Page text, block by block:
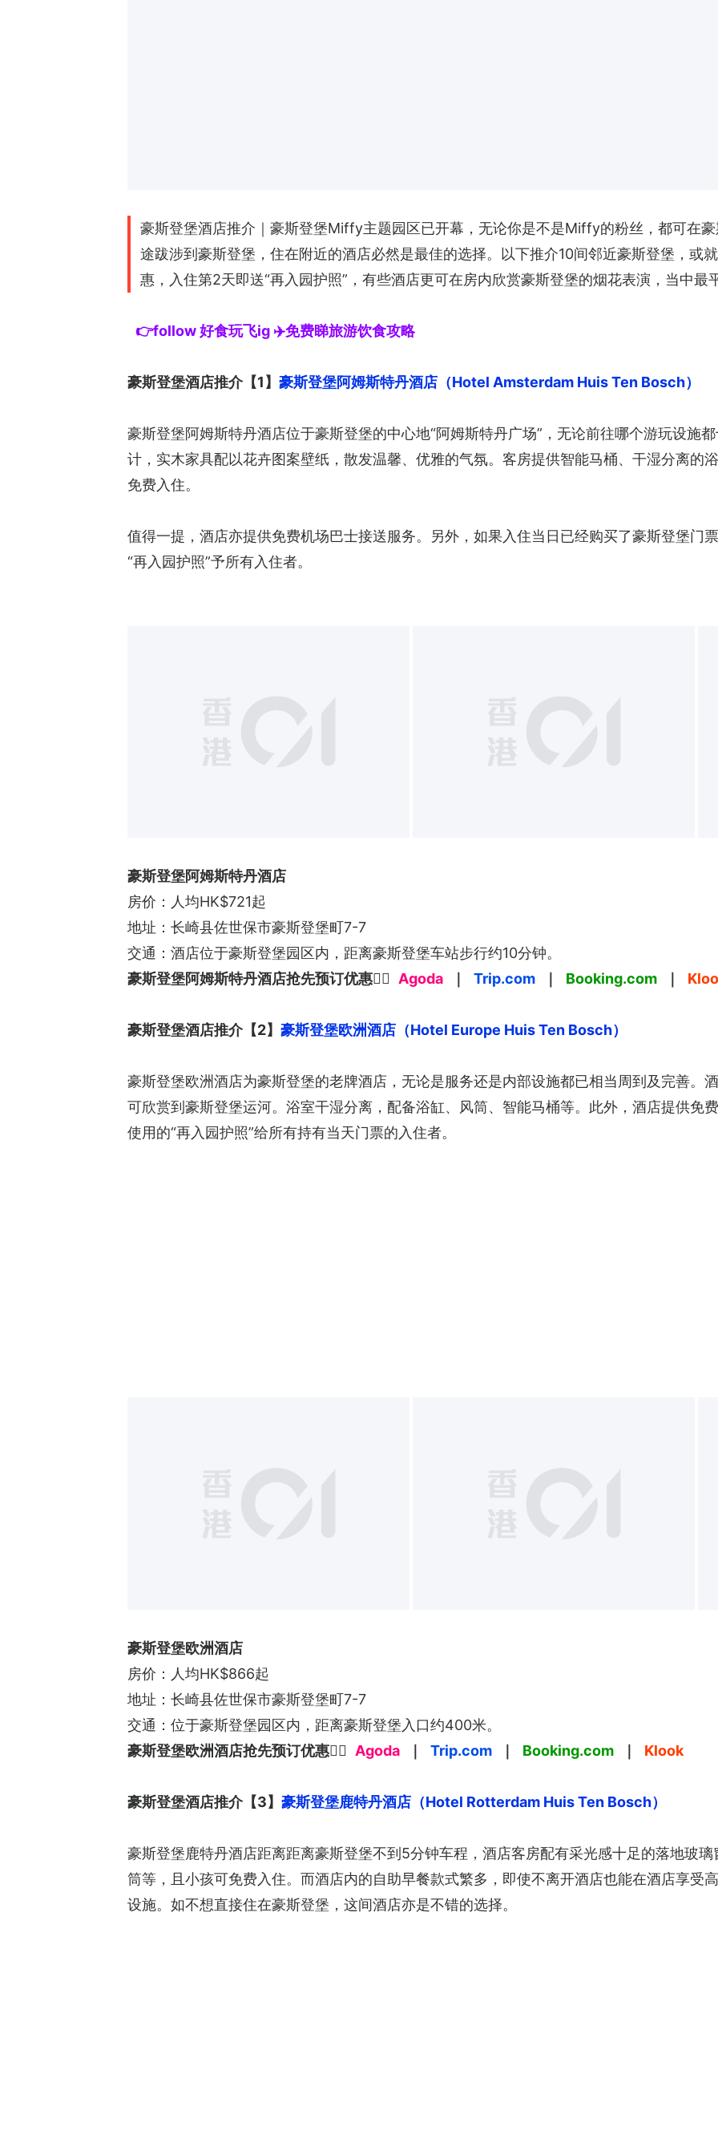
豪斯登堡酒店推介｜豪斯登堡Miffy主题园区已开幕，无论你是不是Miffy的粉丝，都可在
途跋涉到豪斯登堡，住在附近的酒店必然是最佳的选择。以下推介10间邻近豪斯登堡，或
惠，入住第2天即送“再入园护照”，有些酒店更可在房内欣赏豪斯登堡的烟花表演，当中最
👉follow 好食玩飞ig ✈️免费睇旅游饮食攻略
豪斯登堡酒店推介【1】 豪斯登堡阿姆斯特丹酒店（Hotel Amsterdam Huis Ten Bosch）
豪斯登堡阿姆斯特丹酒店位于豪斯登堡的中心地“阿姆斯特丹广场”，无论前往哪个游玩设施
计，实木家具配以花卉图案壁纸，散发温馨、优雅的气氛。客房提供智能马桶、干湿分离的
免费入住。
值得一提，酒店亦提供免费机场巴士接送服务。另外，如果入住当日已经购买了豪斯登堡门
“再入园护照”予所有入住者。
豪斯登堡阿姆斯特丹酒店
房价：人均HK$721起
地址：长崎县佐世保市豪斯登堡町7-7
交通：酒店位于豪斯登堡园区内，距离豪斯登堡车站步行约10分钟。
豪斯登堡阿姆斯特丹酒店抢先预订优惠👉🏻 Agoda Trip.com Booking.com
豪斯登堡酒店推介【2】 豪斯登堡欧洲酒店（Hotel Europe Huis Ten Bosch）
豪斯登堡欧洲酒店为豪斯登堡的老牌酒店，无论是服务还是内部设施都已相当周到及完善。
可欣赏到豪斯登堡运河。浴室干湿分离，配备浴缸、风筒、智能马桶等。此外，酒店提供免
使用的“再入园护照”给所有持有当天门票的入住者。
豪斯登堡欧洲酒店
房价：人均HK$866起
地址：长崎县佐世保市豪斯登堡町7-7
交通：位于豪斯登堡园区内，距离豪斯登堡入口约400米。
豪斯登堡欧洲酒店抢先预订优惠👉🏻
Agoda ｜ Trip.com ｜ Booking.com ｜ Klook
豪斯登堡酒店推介【3】 豪斯登堡鹿特丹酒店（Hotel Rotterdam Huis Ten Bosch）
豪斯登堡鹿特丹酒店距离距离豪斯登堡不到5分钟车程，酒店客房配有采光感十足的落地玻
筒等，且小孩可免费入住。而酒店内的自助早餐款式繁多，即使不离开酒店也能在酒店享受
设施。如不想直接住在豪斯登堡，这间酒店亦是不错的选择。